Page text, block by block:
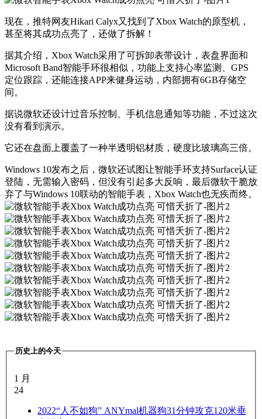
现在，推特网友Hikari Calyx又找到了Xbox Watch的原型机，
甚至将其成功点亮了，还做了拆解！
据其介绍，Xbox Watch采用了可拆卸表带设计，表盘界面和
Microsoft Band智能手环很相似，功能上支持心率监测、GPS
定位跟踪，还能连接APP来健身运动，内部拥有6GB存储空
间。
据说微软还设计过音乐控制、手机信息通知等功能，不过这次
没有看到演示。
它还在盘面上覆盖了一种半透明铝材质，硬度比玻璃高三倍。
Windows 10发布之后，微软还试图让智能手环支持Surface认证
登陆，无需输入密码，但没有引起多大反响，最后微软干脆放
弃了与Windows 10联动的智能手表，Xbox Watch也无疾而终。
历史上的今天
1 月
24
2022“人不如狗” ANYmal机器狗31分钟攻克120米垂